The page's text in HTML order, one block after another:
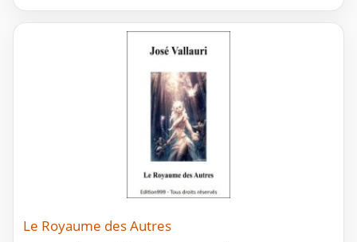
Le Royaume des Autres